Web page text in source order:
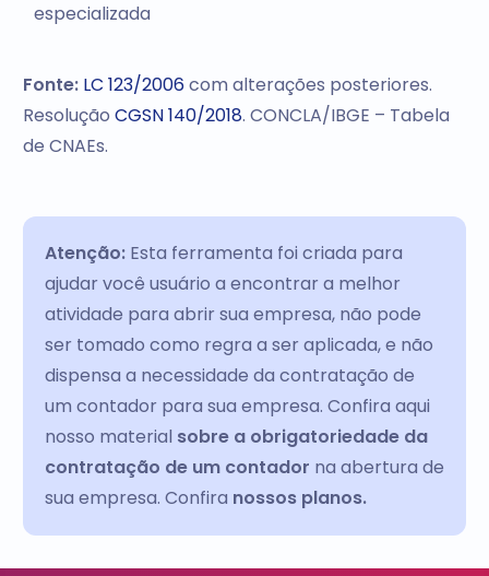
especializada
Fonte: LC 123/2006com alterações posteriores.
ResoluçãoCGSN 140/2018. CONCLA/IBGE – Tabela
de CNAEs.
Atenção:Esta ferramenta foi criada para
ajudar você usuário a encontrar a melhor
atividade para abrir sua empresa, não pode
ser tomado como regra a ser aplicada, e não
dispensa a necessidade da contratação de
um contador para sua empresa. Confira aqui
nosso material sobre a obrigatoriedade da
contratação de um contador na abertura de
sua empresa. Confira nossos planos.